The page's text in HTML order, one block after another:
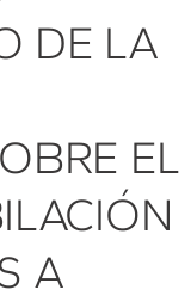
DE LA
EL
A